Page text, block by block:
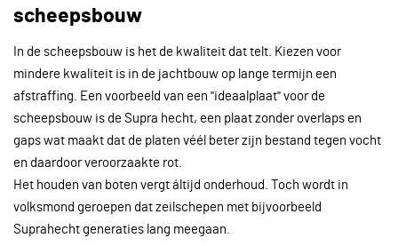
scheepsbouw
In de scheepsbouw is het de kwaliteit dat telt. Kiezen voor
mindere kwaliteit is in de jachtbouw op lange termijn een
afstraffing. Een voorbeeld van een ''ideaalplaat'' voor de
scheepsbouw is de Supra hecht, een plaat zonder overlaps en
gaps wat maakt dat de platen véél beter zijn bestand tegen vocht
en daardoor veroorzaakte rot.
Het houden van boten vergt áltijd onderhoud. Toch wordt in
volksmond geroepen dat zeilschepen met bijvoorbeeld
Suprahecht generaties lang meegaan.